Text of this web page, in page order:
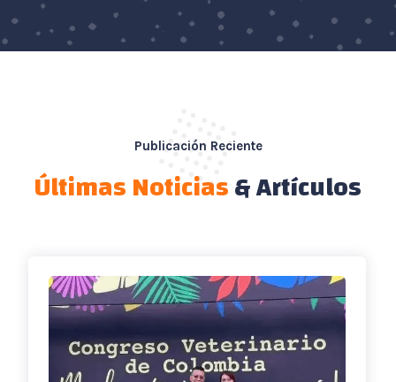
Publicación Reciente
Últimas Noticias& Artículos